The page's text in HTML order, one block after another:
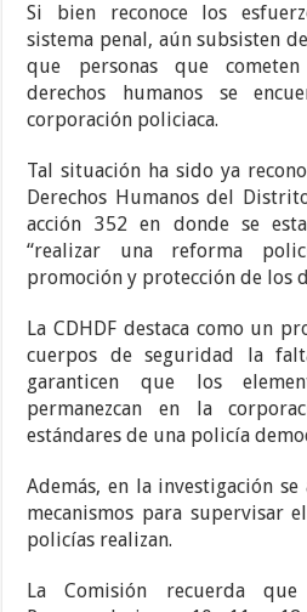
Si bien reconoce los
sistema penal, aún subsisten
que personas que
derechos humanos se
corporación policiaca.
Tal situación ha sido ya
Derechos Humanos del
acción 352 en donde se
“realizar una reforma
promoción y protección de los
La CDHDF destaca como un
cuerpos de seguridad la
garanticen que los
permanezcan en la
estándares de una policía
Además, en la investigación
mecanismos para supervisar
policías realizan.
La Comisión recuerda